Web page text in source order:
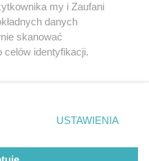
Media
my i Zaufani
danych
skanować
celów identyfikacji.
ustawień prywatności
rogu strony
wymagają zgody
USTAWIENIA